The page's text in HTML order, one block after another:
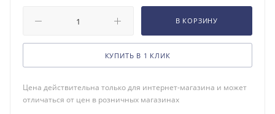
В КОРЗИНУ
КУПИТЬ В 1 КЛИК
Цена действительна только для интернет-магазина и может
отличаться от цен в розничных магазинах